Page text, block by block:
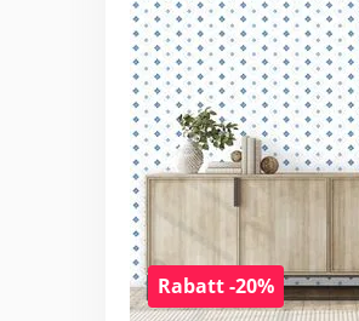
Rabatt -20%